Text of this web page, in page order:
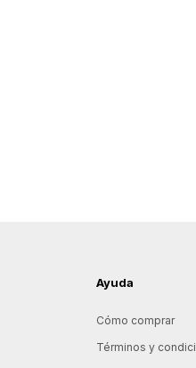
Ayuda
Cómo comprar
Términos y